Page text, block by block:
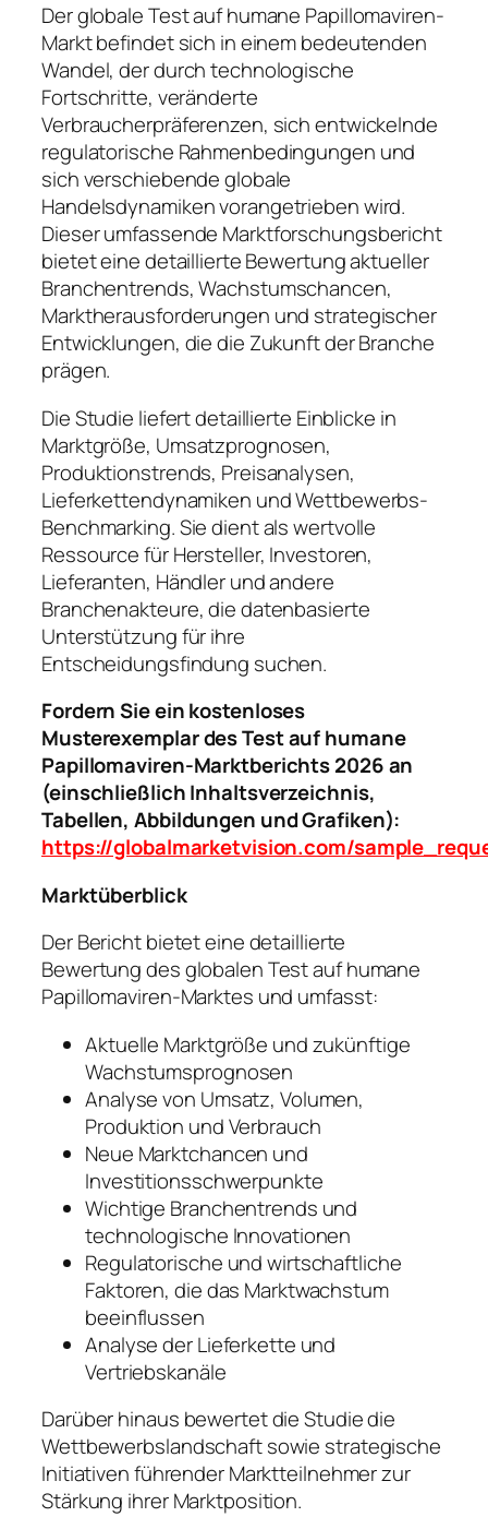
Der globale Test auf humane Papillomaviren-
Markt befindet sich in einem bedeutenden
Wandel, der durch technologische
Fortschritte, veränderte
Verbraucherpräferenzen, sich entwickelnde
regulatorische Rahmenbedingungen und
sich verschiebende globale
Handelsdynamiken vorangetrieben wird.
Dieser umfassende Marktforschungsbericht
bietet eine detaillierte Bewertung aktueller
Branchentrends, Wachstumschancen,
Marktherausforderungen und strategischer
Entwicklungen, die die Zukunft der Branche
prägen.
Die Studie liefert detaillierte Einblicke in
Marktgröße, Umsatzprognosen,
Produktionstrends, Preisanalysen,
Lieferkettendynamiken und Wettbewerbs-
Benchmarking. Sie dient als wertvolle
Ressource für Hersteller, Investoren,
Lieferanten, Händler und andere
Branchenakteure, die datenbasierte
Unterstützung für ihre
Entscheidungsfindung suchen.
Fordern Sie ein kostenloses
Musterexemplar des Test auf humane
Papillomaviren-Marktberichts 2026 an
(einschließlich Inhaltsverzeichnis,
Tabellen, Abbildungen und Grafiken):
https://globalmarketvision.com/
Marktüberblick
Der Bericht bietet eine detaillierte
Bewertung des globalen Test auf humane
Papillomaviren-Marktes und umfasst:
Aktuelle Marktgröße und zukünftige
Wachstumsprognosen
Analyse von Umsatz, Volumen,
Produktion und Verbrauch
Neue Marktchancen und
Investitionsschwerpunkte
Wichtige Branchentrends und
technologische Innovationen
Regulatorische und wirtschaftliche
Faktoren, die das Marktwachstum
beeinflussen
Analyse der Lieferkette und
Vertriebskanäle
Darüber hinaus bewertet die Studie die
Wettbewerbslandschaft sowie strategische
Initiativen führender Marktteilnehmer zur
Stärkung ihrer Marktposition.